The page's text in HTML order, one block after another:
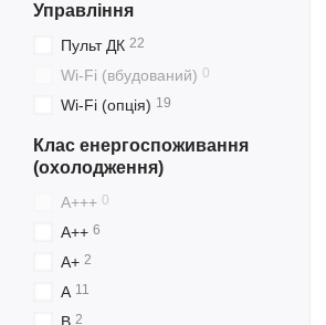
Управління
Пульт ДК 22
Wi-Fi (вбудований) 0
Wi-Fi (опція) 19
Клас енергоспоживання
(охолодження)
A+++ 0
A++ 6
A+ 2
A 11
2